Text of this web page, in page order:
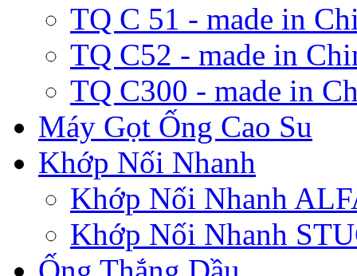
TQ C 51 - made in
TQ C52 - made in
TQ C300 - made in
Máy Gọt Ống Cao Su
Khớp Nối Nhanh
Khớp Nối Nhanh
Khớp Nối Nhanh